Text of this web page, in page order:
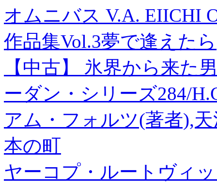
オムニバス V.A. EIICHI
作品集Vol.3夢で逢えた
【中古】 氷界から来た
ーダン・シリーズ284/
アム・フォルツ(著者),
本の町
ヤーコプ・ルートヴィ